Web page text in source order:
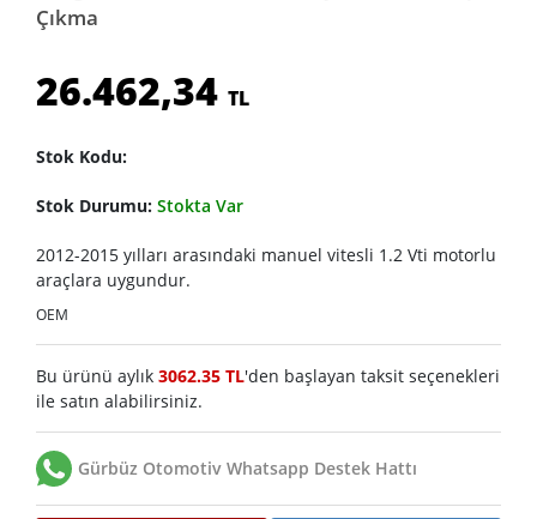
Çıkma
26.462,34 TL
Stok Kodu:
Stok Durumu: Stokta Var
2012-2015 yılları arasındaki manuel vitesli 1.2 Vti motorlu
araçlara uygundur.
OEM
Bu ürünü aylık 3062.35 TL'den başlayan taksit seçenekleri
ile satın alabilirsiniz.
Gürbüz Otomotiv Whatsapp Destek Hattı